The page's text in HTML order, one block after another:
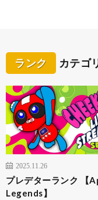
ランク カテゴ
2025.11.26
プレデターランク 【
Legends】